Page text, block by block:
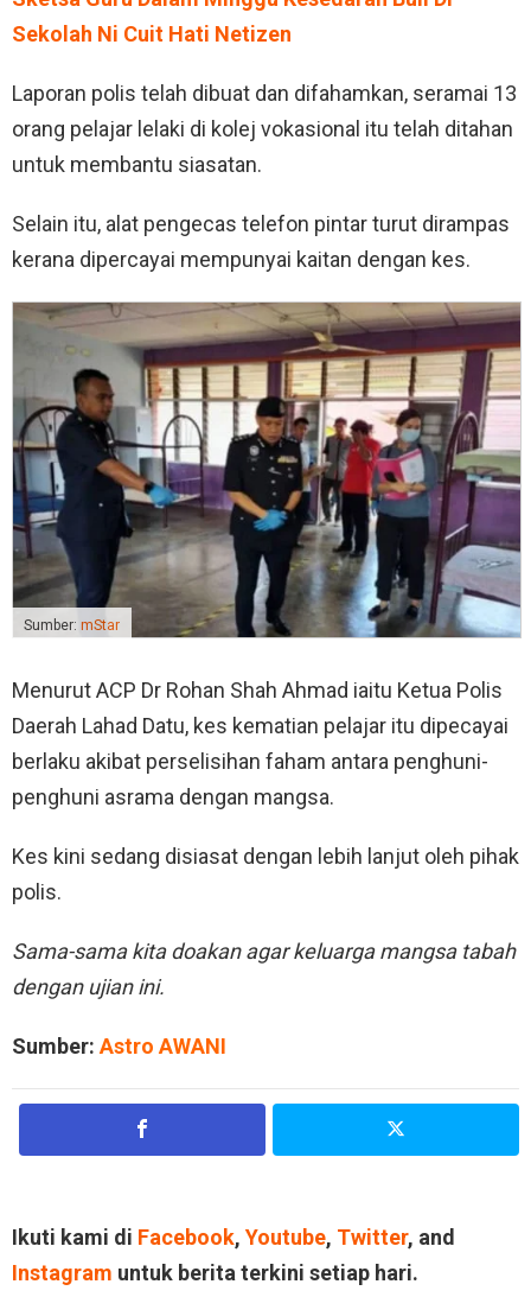
Sekolah Ni Cuit Hati Netizen
Laporan polis telah dibuat dan difahamkan, seramai 13
orang pelajar lelaki di kolej vokasional itu telah ditahan
untuk membantu siasatan.
Selain itu, alat pengecas telefon pintar turut dirampas
kerana dipercayai mempunyai kaitan dengan kes.
Sumber: mStar
Menurut ACP Dr Rohan Shah Ahmad iaitu Ketua Polis
Daerah Lahad Datu, kes kematian pelajar itu dipecayai
berlaku akibat perselisihan faham antara penghuni-
penghuni asrama dengan mangsa.
Kes kini sedang disiasat dengan lebih lanjut oleh pihak
polis.
Sama-sama kita doakan agar keluarga mangsa tabah
dengan ujian ini.
Sumber:Astro AWANI
Ikuti kami di Facebook, Youtube, Twitter, and
Instagram untuk berita terkini setiap hari.